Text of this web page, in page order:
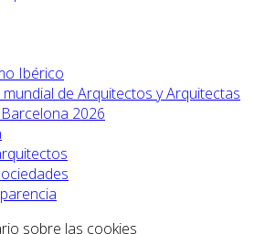
Ibérico
de Arquitectos y Arquitectas
2026
sobre las cookies